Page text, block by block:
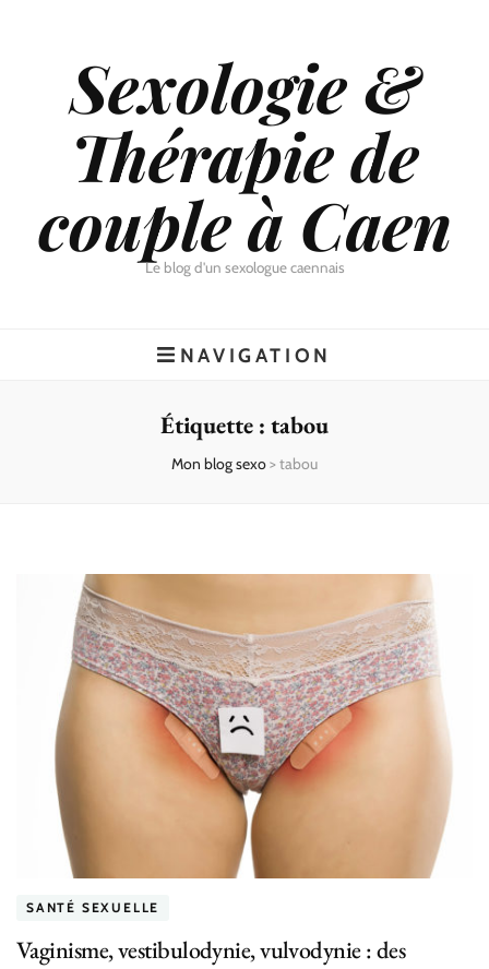
Sexologie &
Thérapie de
couple à Caen
Le blog d'un sexologue caennais
NAVIGATION
Étiquette : tabou
Mon blog sexo>tabou
SANTÉ SEXUELLE
Vaginisme, vestibulodynie, vulvodynie : des